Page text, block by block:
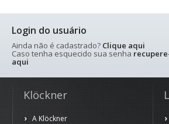
Login do usuário
Ainda não é cadastrado? Clique aqui
Caso tenha esquecido sua senha
aqui
Klöckner
A Klöckner